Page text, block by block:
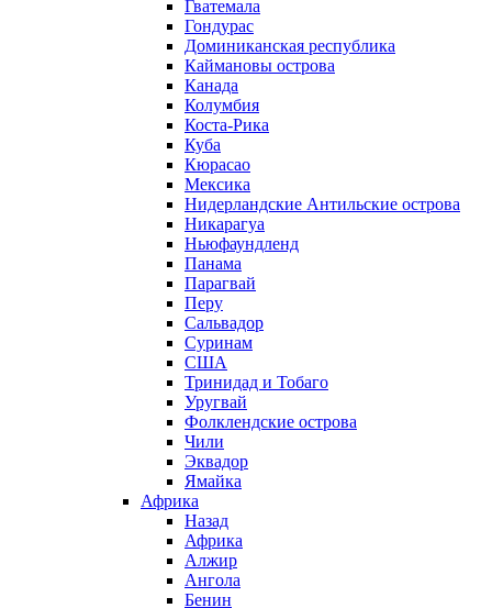
Гватемала
Гондурас
Доминиканская республика
Каймановы острова
Канада
Колумбия
Коста-Рика
Куба
Кюрасао
Мексика
Нидерландские Антильские острова
Никарагуа
Ньюфаундленд
Панама
Парагвай
Перу
Сальвадор
Суринам
США
Тринидад и Тобаго
Уругвай
Фолклендские острова
Чили
Эквадор
Ямайка
Африка
Назад
Африка
Алжир
Ангола
Бенин